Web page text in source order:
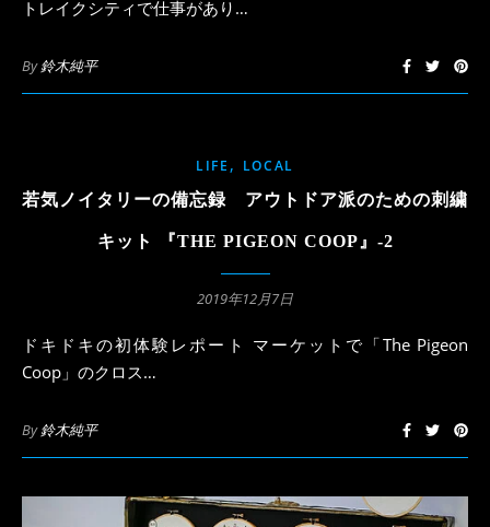
トレイクシティで仕事があり…
By鈴木純平
LIFE , LOCAL
若気ノイタリーの備忘録 アウトドア派のための刺繍
キット 『THE PIGEON COOP』-2
2019年12月7日
ドキドキの初体験レポート マーケットで「The Pigeon
Coop」のクロス…
By鈴木純平